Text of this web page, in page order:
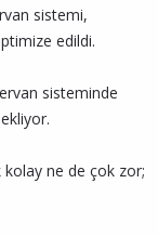
sistemi,
edildi.
sisteminde
kolay ne de çok zor;